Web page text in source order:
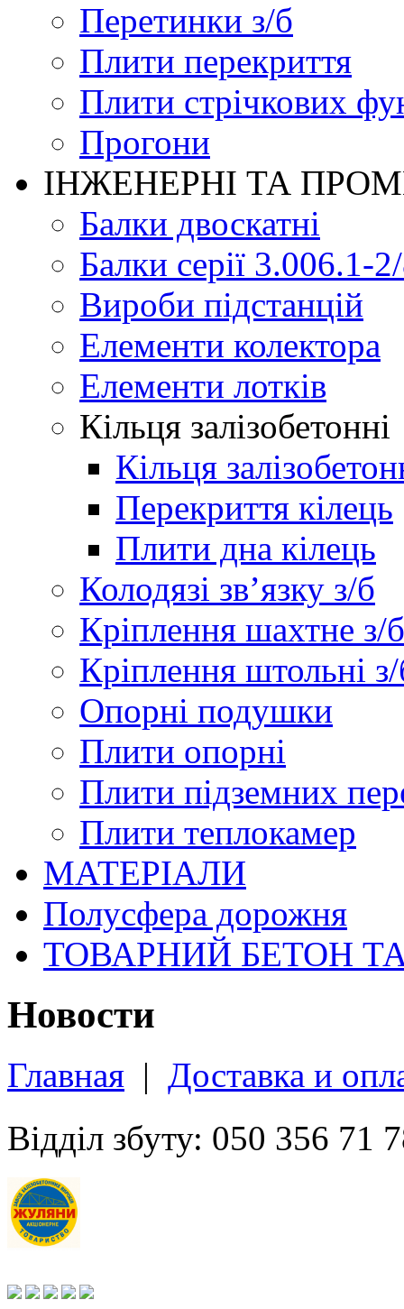
Перетинки з/б
Плити перекриття
Плити стрічкових
Прогони
ІНЖЕНЕРНІ ТА
Балки двоскатні
Балки серії 3.006.1-
Вироби підстанцій
Елементи колектора
Елементи лотків
Кільця залізобетонні
Кільця
Перекриття кілець
Плити дна кілець
Колодязі зв’язку з/б
Кріплення шахтне з/б
Кріплення штольні
Опорні подушки
Плити опорні
Плити підземних
Плити теплокамер
МАТЕРІАЛИ
Полусфера дорожня
ТОВАРНИЙ БЕТОН
Новости
Главная | Доставка и
Відділ збуту: 050 356 71